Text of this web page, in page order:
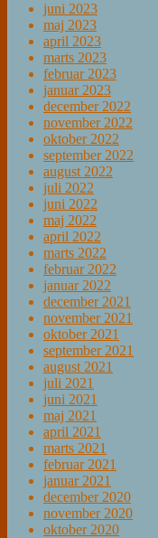
juni 2023
maj 2023
april 2023
marts 2023
februar 2023
januar 2023
december 2022
november 2022
oktober 2022
september 2022
august 2022
juli 2022
juni 2022
maj 2022
april 2022
marts 2022
februar 2022
januar 2022
december 2021
november 2021
oktober 2021
september 2021
august 2021
juli 2021
juni 2021
maj 2021
april 2021
marts 2021
februar 2021
januar 2021
december 2020
november 2020
oktober 2020